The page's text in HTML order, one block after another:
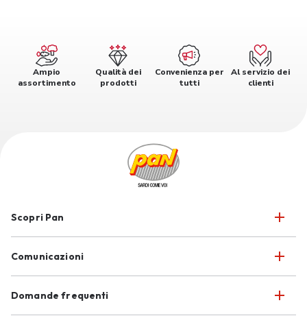
Ampio
assortimento
Qualità dei
prodotti
Convenienza per
tutti
Al servizio dei
clienti
Scopri Pan
Comunicazioni
Domande frequenti